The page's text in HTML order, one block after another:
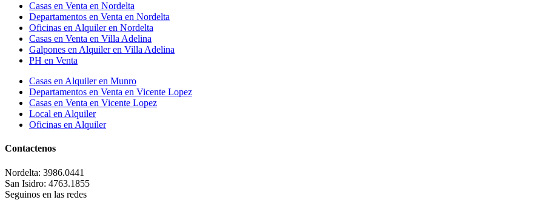
Casas en Venta en Nordelta
Departamentos en Venta en Nordelta
Oficinas en Alquiler en Nordelta
Casas en Venta en Villa Adelina
Galpones en Alquiler en Villa Adelina
PH en Venta
Casas en Alquiler en Munro
Departamentos en Venta en Vicente Lopez
Casas en Venta en Vicente Lopez
Local en Alquiler
Oficinas en Alquiler
Contactenos
Nordelta: 3986.0441
San Isidro: 4763.1855
Seguinos en las redes